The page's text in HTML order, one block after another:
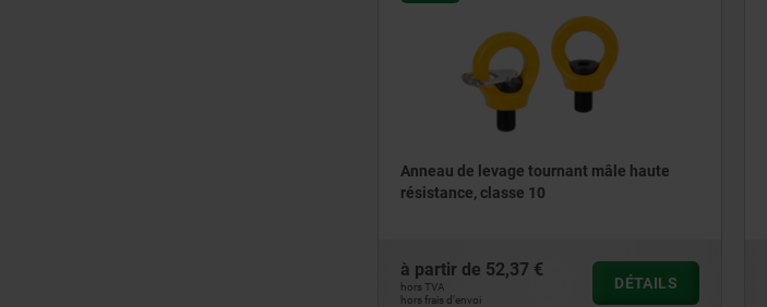
Anneau de levage tournant mâle haute
résistance, classe 10
à partir de 52,37 €
hors TVA
hors frais d’envoi
DÉTAILS